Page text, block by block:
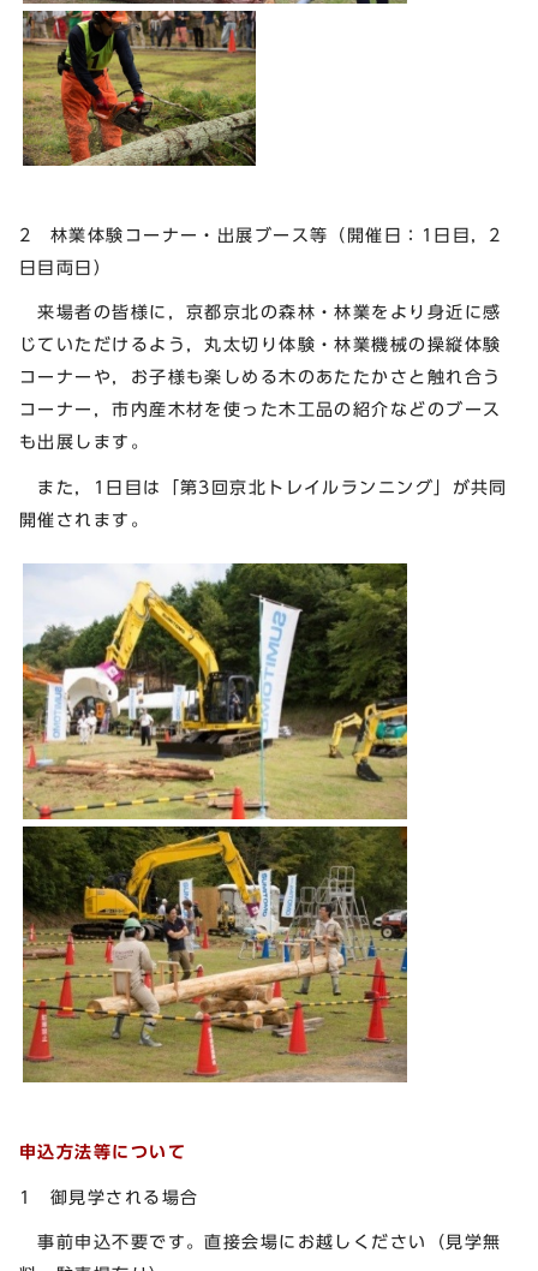
2 林業体験コーナー・出展ブース等（開催日：1日目，2
日目両日）
来場者の皆様に，京都京北の森林・林業をより身近に感
じていただけるよう，丸太切り体験・林業機械の操縦体験
コーナーや，お子様も楽しめる木のあたたかさと触れ合う
コーナー，市内産木材を使った木工品の紹介などのブース
も出展します。
また，1日目は「第3回京北トレイルランニング」が共同
開催されます。
申込方法等について
1 御見学される場合
事前申込不要です。直接会場にお越しください（見学無